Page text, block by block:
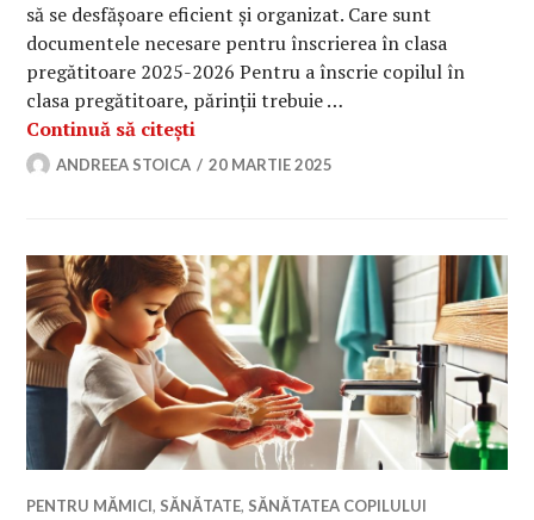
să se desfășoare eficient și organizat. Care sunt
documentele necesare pentru înscrierea în clasa
pregătitoare 2025-2026 Pentru a înscrie copilul în
clasa pregătitoare, părinții trebuie …
Continuă să citești
ANDREEA STOICA 20 MARTIE 2025
PENTRU MĂMICI, SĂNĂTATE, SĂNĂTATEA COPILULUI